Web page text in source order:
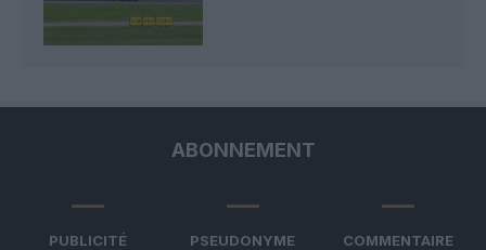
ABONNEMENT
PUBLICITÉ
PSEUDONYME
COMMENTAIRE